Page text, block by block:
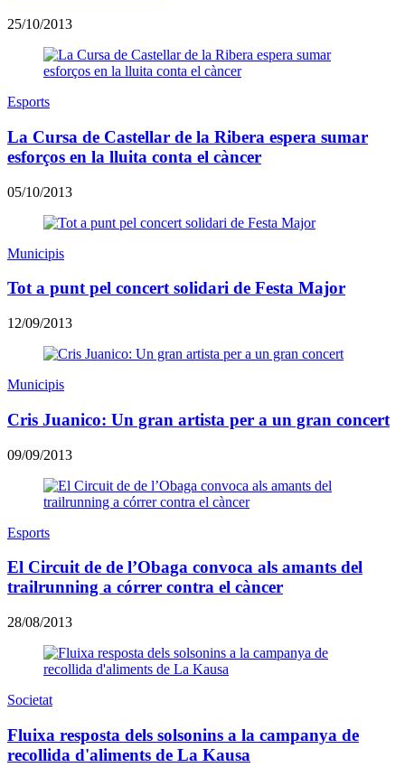
25/10/2013
Esports
La Cursa de Castellar de la Ribera espera sumar
esforços en la lluita conta el càncer
05/10/2013
Municipis
Tot a punt pel concert solidari de Festa Major
12/09/2013
Municipis
Cris Juanico: Un gran artista per a un gran concert
09/09/2013
Esports
El Circuit de de l’Obaga convoca als amants del
trailrunning a córrer contra el càncer
28/08/2013
Societat
Fluixa resposta dels solsonins a la campanya de
recollida d'aliments de La Kausa